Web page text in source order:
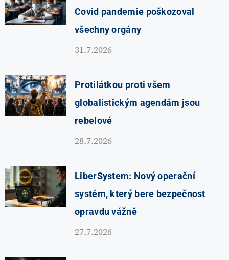
Covid pandemie poškozoval
všechny orgány
31.7.2026
Protilátkou proti všem
globalistickým agendám jsou
rebelové
28.7.2026
LiberSystem: Nový operační
systém, který bere bezpečnost
opravdu vážně
27.7.2026